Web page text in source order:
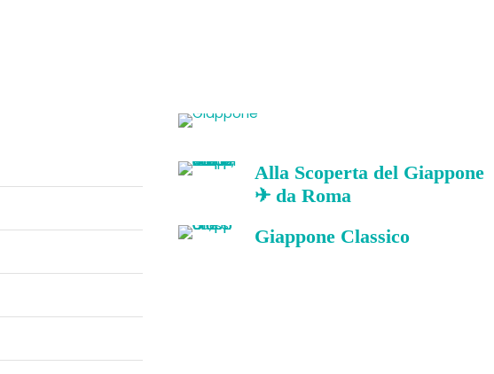
Alla Scoperta del Giappone
✈ da Roma
Giappone Classico